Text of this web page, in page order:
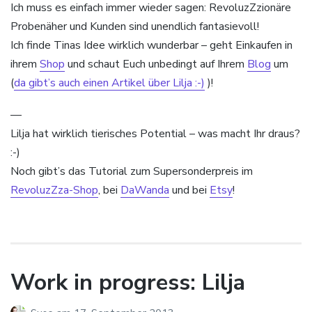
Ich muss es einfach immer wieder sagen: RevoluzZzionäre
Probenäher und Kunden sind unendlich fantasievoll!
Ich finde Tinas Idee wirklich wunderbar – geht Einkaufen in
ihrem Shop und schaut Euch unbedingt auf Ihrem Blog um
(da gibt’s auch einen Artikel über Lilja :-) )!
—
Lilja hat wirklich tierisches Potential – was macht Ihr draus?
:-)
Noch gibt’s das Tutorial zum Supersonderpreis im
RevoluzZza-Shop, bei DaWanda und bei Etsy!
Work in progress: Lilja